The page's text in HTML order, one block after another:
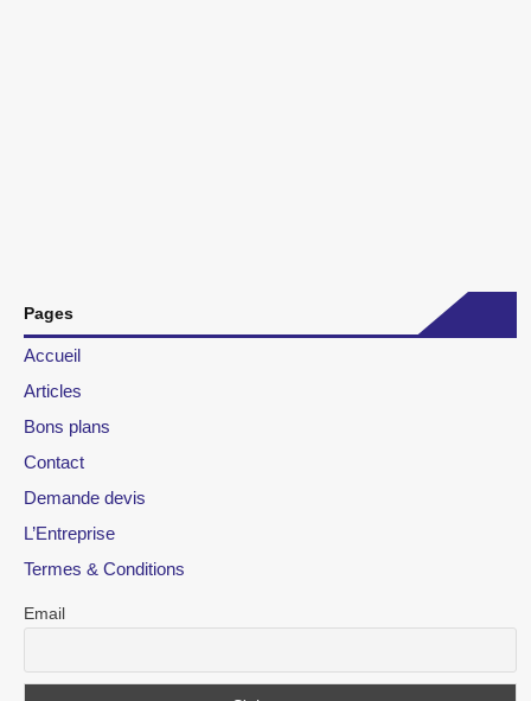
Pages
Accueil
Articles
Bons plans
Contact
Demande devis
L’Entreprise
Termes & Conditions
Email